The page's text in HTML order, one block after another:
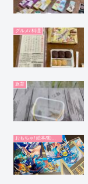
グルメ/ 料理
旅育
おもちゃ/ 絵本/動画/教材